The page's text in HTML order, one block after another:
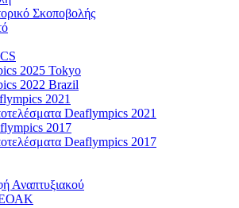
Σκοποβολής
2025 Tokyo
2022 Brazil
2021
Deaflympics 2021
2017
Deaflympics 2017
Αναπτυξιακού
ΕΟΑΚ